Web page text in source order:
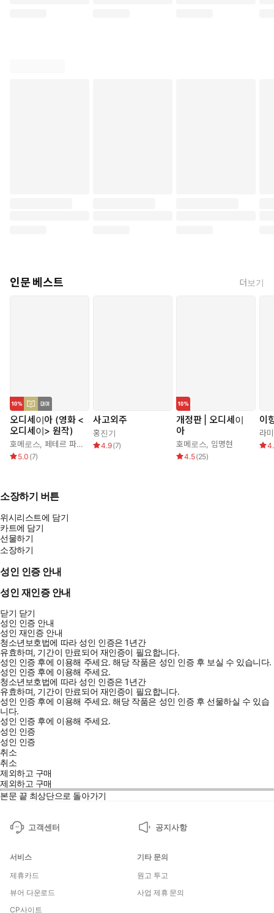
인문 베스트 더보기
오디세이아 (영화 <
오디세이> 원작)
호메로스 페테르 파울 루벤스 ,박문재
5.0 (7)
사고외주
홍진기
4.9(7)
개정판 | 오디세이
아
호메로스 임명현
4.5(25)
이
라
소장하기 버튼
위시리스트에 담기
카트에 담기
선물하기
소장하기
성인 인증 안내
성인 재인증 안내
닫기 닫기
성인 인증 안내
성인 재인증 안내
청소년보호법에 따라 성인 인증은 1년간
유효하며, 기간이 만료되어 재인증이 필요합니다.
성인 인증 후에 이용해 주세요.해당 작품은 성인 인증 후 보실 수 있습니다.
성인 인증 후에 이용해 주세요.
청소년보호법에 따라 성인 인증은 1년간
유효하며, 기간이 만료되어 재인증이 필요합니다.
성인 인증 후에 이용해 주세요.해당 작품은 성인 인증 후 선물하실 수 있습
니다.
성인 인증 후에 이용해 주세요.
성인 인증
성인 인증
취소
취소
제외하고 구매
제외하고 구매
본문 끝 최상단으로 돌아가기
고객센터 공지사항
서비스
제휴카드
뷰어 다운로드
CP사이트
기타 문의
원고 투고
사업 제휴 문의